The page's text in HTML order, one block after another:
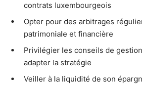
contrats luxembourgeois
Opter pour des arbitrages
patrimoniale et financière
Privilégier les conseils de
adapter la stratégie
Veiller à la liquidité de son